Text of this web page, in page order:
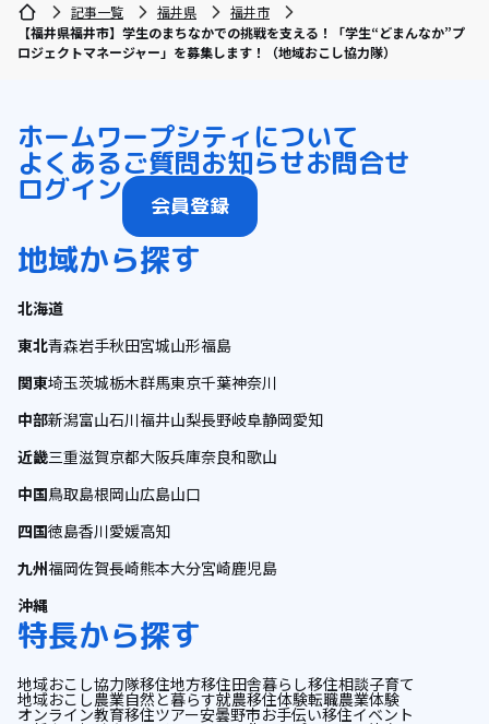
記事一覧 福井県
福井市
【福井県福井市】学生のまちなかでの挑戦を支える！「学生“どまんなか”プ
ロジェクトマネージャー」を募集します！（地域おこし協力隊）
ホームワープシティについて
よくあるご質問お知らせお問合せ
ログイン 会員登録
地域から探す
北海道
東北青森岩手秋田宮城山形福島
関東埼玉茨城栃木群馬東京千葉神奈川
中部新潟富山石川福井山梨長野岐阜静岡愛知
近畿三重滋賀京都大阪兵庫奈良和歌山
中国鳥取島根岡山広島山口
四国徳島香川愛媛高知
九州福岡佐賀長崎熊本大分宮崎鹿児島
沖縄
特長から探す
地域おこし協力隊移住地方移住田舎暮らし移住相談子育て
地域おこし農業自然と暮らす就農移住体験転職農業体験
オンライン教育移住ツアー安曇野市お手伝い移住イベント